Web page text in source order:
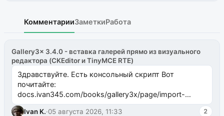
КомментарииЗаметкиРабота
Gallery3x 3.4.0 - вставка галерей прямо из визуального
редактора (CKEditor и TinyMCE RTE)
Здравствуйте. Есть консольный скрипт Вот
почитайте:
docs.ivan345.com/books/gallery3x/page/import-
ms2galleryphp
Ivan K.·05 августа 2026, 11:33 2